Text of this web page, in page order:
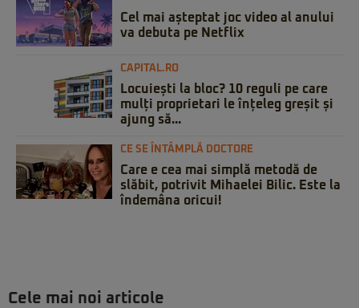
Cel mai așteptat joc video al anului
va debuta pe Netflix
CAPITAL.RO
Locuiești la bloc? 10 reguli pe care
mulți proprietari le înțeleg greșit și
ajung să...
CE SE ÎNTÂMPLĂ DOCTORE
Care e cea mai simplă metodă de
slăbit, potrivit Mihaelei Bilic. Este la
îndemâna oricui!
Cele mai noi articole